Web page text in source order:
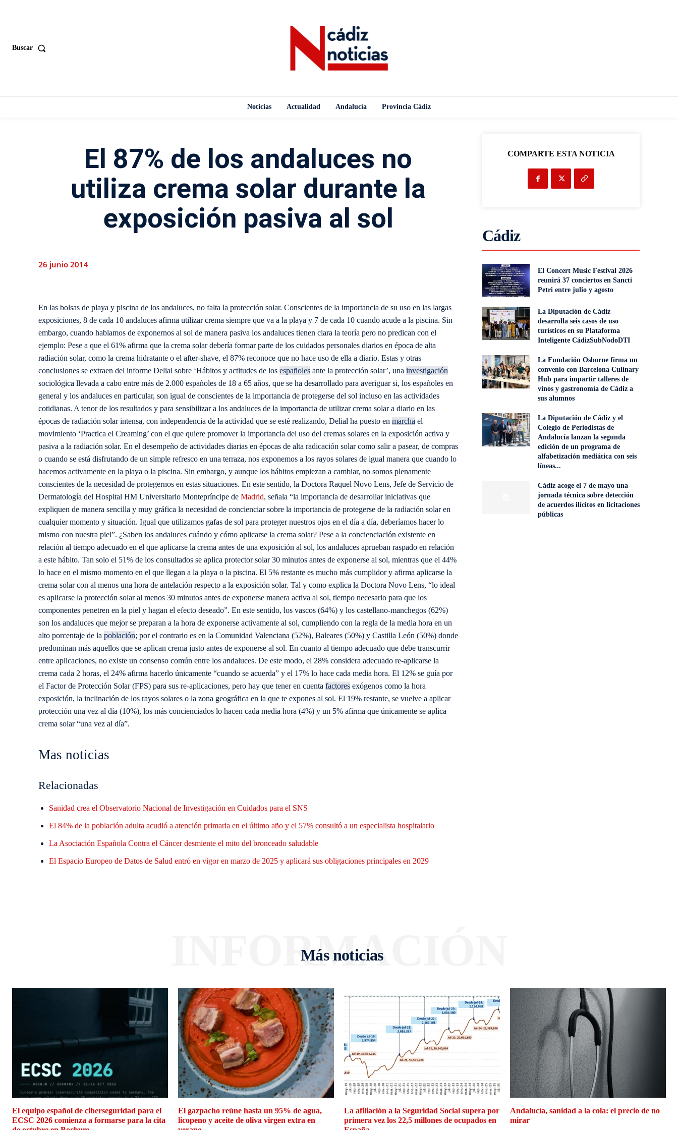
Buscar
Noticias Actualidad Andalucía Provincia Cádiz
El 87% de los andaluces no
utiliza crema solar durante la
exposición pasiva al sol
26 junio 2014
En las bolsas de playa y piscina de los andaluces, no falta la protección solar. Conscientes de la importancia de su uso en las largas
exposiciones, 8 de cada 10 andaluces afirma utilizar crema siempre que va a la playa y 7 de cada 10 cuando acude a la piscina. Sin
embargo, cuando hablamos de exponernos al sol de manera pasiva los andaluces tienen clara la teoría pero no predican con el
ejemplo: Pese a que el 61% afirma que la crema solar debería formar parte de los cuidados personales diarios en época de alta
radiación solar, como la crema hidratante o el after-shave, el 87% reconoce que no hace uso de ella a diario. Estas y otras
conclusiones se extraen del informe Delial sobre ‘Hábitos y actitudes de los españoles ante la protección solar’, una investigación
sociológica llevada a cabo entre más de 2.000 españoles de 18 a 65 años, que se ha desarrollado para averiguar si, los españoles en
general y los andaluces en particular, son igual de conscientes de la importancia de protegerse del sol incluso en las actividades
cotidianas. A tenor de los resultados y para sensibilizar a los andaluces de la importancia de utilizar crema solar a diario en las
épocas de radiación solar intensa, con independencia de la actividad que se esté realizando, Delial ha puesto en marcha el
movimiento ‘Practica el Creaming’ con el que quiere promover la importancia del uso del cremas solares en la exposición activa y
pasiva a la radiación solar. En el desempeño de actividades diarias en épocas de alta radicación solar como salir a pasear, de compras
o cuando se está disfrutando de un simple refresco en una terraza, nos exponemos a los rayos solares de igual manera que cuando lo
hacemos activamente en la playa o la piscina. Sin embargo, y aunque los hábitos empiezan a cambiar, no somos plenamente
conscientes de la necesidad de protegernos en estas situaciones. En este sentido, la Doctora Raquel Novo Lens, Jefe de Servicio de
Dermatología del Hospital HM Universitario Montepríncipe de Madrid, señala “la importancia de desarrollar iniciativas que
expliquen de manera sencilla y muy gráfica la necesidad de concienciar sobre la importancia de protegerse de la radiación solar en
cualquier momento y situación. Igual que utilizamos gafas de sol para proteger nuestros ojos en el día a día, deberíamos hacer lo
mismo con nuestra piel”. ¿Saben los andaluces cuándo y cómo aplicarse la crema solar? Pese a la concienciación existente en
relación al tiempo adecuado en el que aplicarse la crema antes de una exposición al sol, los andaluces aprueban raspado en relación
a este hábito. Tan solo el 51% de los consultados se aplica protector solar 30 minutos antes de exponerse al sol, mientras que el 44%
lo hace en el mismo momento en el que llegan a la playa o la piscina. El 5% restante es mucho más cumplidor y afirma aplicarse la
crema solar con al menos una hora de antelación respecto a la exposición solar. Tal y como explica la Doctora Novo Lens, “lo ideal
es aplicarse la protección solar al menos 30 minutos antes de exponerse manera activa al sol, tiempo necesario para que los
componentes penetren en la piel y hagan el efecto deseado”. En este sentido, los vascos (64%) y los castellano-manchegos (62%)
son los andaluces que mejor se preparan a la hora de exponerse activamente al sol, cumpliendo con la regla de la media hora en un
alto porcentaje de la población; por el contrario es en la Comunidad Valenciana (52%), Baleares (50%) y Castilla León (50%) donde
predominan más aquellos que se aplican crema justo antes de exponerse al sol. En cuanto al tiempo adecuado que debe transcurrir
entre aplicaciones, no existe un consenso común entre los andaluces. De este modo, el 28% considera adecuado re-aplicarse la
crema cada 2 horas, el 24% afirma hacerlo únicamente “cuando se acuerda” y el 17% lo hace cada media hora. El 12% se guía por
el Factor de Protección Solar (FPS) para sus re-aplicaciones, pero hay que tener en cuenta factores exógenos como la hora
exposición, la inclinación de los rayos solares o la zona geográfica en la que te expones al sol. El 19% restante, se vuelve a aplicar
protección una vez al día (10%), los más concienciados lo hacen cada media hora (4%) y un 5% afirma que únicamente se aplica
crema solar “una vez al día”.
Mas noticias
Relacionadas
Sanidad crea el Observatorio Nacional de Investigación en Cuidados para el SNS
El 84% de la población adulta acudió a atención primaria en el último año y el 57% consultó a un especialista hospitalario
La Asociación Española Contra el Cáncer desmiente el mito del bronceado saludable
El Espacio Europeo de Datos de Salud entró en vigor en marzo de 2025 y aplicará sus obligaciones principales en 2029
COMPARTE ESTA NOTICIA
Cádiz
El Concert Music Festival 2026
reunirá 37 conciertos en Sancti
Petri entre julio y agosto
La Diputación de Cádiz
desarrolla seis casos de uso
turísticos en su Plataforma
Inteligente CádizSubNodoDTI
La Fundación Osborne firma un
convenio con Barcelona Culinary
Hub para impartir talleres de
vinos y gastronomía de Cádiz a
sus alumnos
La Diputación de Cádiz y el
Colegio de Periodistas de
Andalucía lanzan la segunda
edición de un programa de
alfabetización mediática con seis
líneas...
Cádiz acoge el 7 de mayo una
jornada técnica sobre detección
de acuerdos ilícitos en licitaciones
públicas
Más noticias
INFORMACIÓN
El equipo español de ciberseguridad para el
ECSC 2026 comienza a formarse para la cita
El gazpacho reúne hasta un 95% de agua,
licopeno y aceite de oliva virgen extra en
La afiliación a la Seguridad Social supera por
primera vez los 22,5 millones de ocupados en
Andalucía, sanidad a la cola: el precio de no
mirar